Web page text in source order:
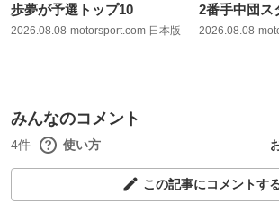
歩夢が予選トップ10
2026.08.08 motorsport.com 日本版
2番手中団ス
2026.08.08
みんなのコメント
4件 使い方
この記事にコメントす